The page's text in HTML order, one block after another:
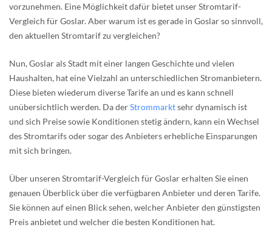
vorzunehmen. Eine Möglichkeit dafür bietet unser Stromtarif-
Vergleich für Goslar. Aber warum ist es gerade in Goslar so sinnvoll,
den aktuellen Stromtarif zu vergleichen?
Nun, Goslar als Stadt mit einer langen Geschichte und vielen
Haushalten, hat eine Vielzahl an unterschiedlichen Stromanbietern.
Diese bieten wiederum diverse Tarife an und es kann schnell
unübersichtlich werden. Da derStrommarktsehr dynamisch ist
und sich Preise sowie Konditionen stetig ändern, kann ein Wechsel
des Stromtarifs oder sogar des Anbieters erhebliche Einsparungen
mit sich bringen.
Über unseren Stromtarif-Vergleich für Goslar erhalten Sie einen
genauen Überblick über die verfügbaren Anbieter und deren Tarife.
Sie können auf einen Blick sehen, welcher Anbieter den günstigsten
Preis anbietet und welcher die besten Konditionen hat.